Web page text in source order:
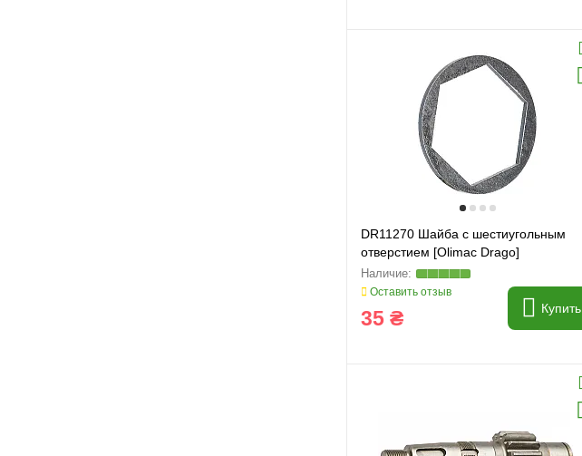
DR11270 Шайба с шестиугольным
отверстием [Olimac Drago]
Оставить отзыв
35 ₴ Купить